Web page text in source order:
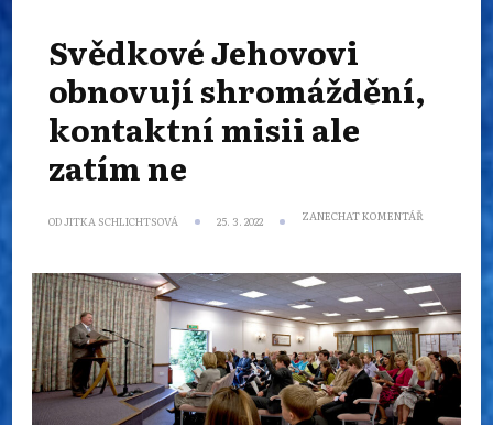
Svědkové Jehovovi
obnovují shromáždění,
kontaktní misii ale
zatím ne
ODJITKA SCHLICHTSOVÁ 25. 3. 2022 ZANECHAT KOMENTÁŘ
KONTAKTNÍ
MISII
ALE
ZATÍM
NE